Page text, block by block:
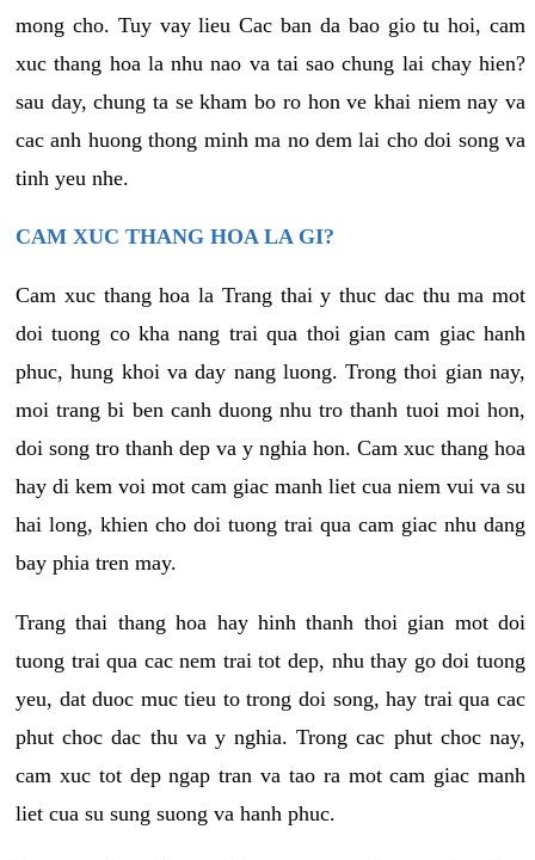
mong cho. Tuy vay lieu Cac ban da bao gio tu hoi, cam
xuc thang hoa la nhu nao va tai sao chung lai chay hien?
sau day, chung ta se kham bo ro hon ve khai niem nay va
cac anh huong thong minh ma no dem lai cho doi song va
tinh yeu nhe.
CAM XUC THANG HOA LA GI?
Cam xuc thang hoa la Trang thai y thuc dac thu ma mot
doi tuong co kha nang trai qua thoi gian cam giac hanh
phuc, hung khoi va day nang luong. Trong thoi gian nay,
moi trang bi ben canh duong nhu tro thanh tuoi moi hon,
doi song tro thanh dep va y nghia hon. Cam xuc thang hoa
hay di kem voi mot cam giac manh liet cua niem vui va su
hai long, khien cho doi tuong trai qua cam giac nhu dang
bay phia tren may.
Trang thai thang hoa hay hinh thanh thoi gian mot doi
tuong trai qua cac nem trai tot dep, nhu thay go doi tuong
yeu, dat duoc muc tieu to trong doi song, hay trai qua cac
phut choc dac thu va y nghia. Trong cac phut choc nay,
cam xuc tot dep ngap tran va tao ra mot cam giac manh
liet cua su sung suong va hanh phuc.